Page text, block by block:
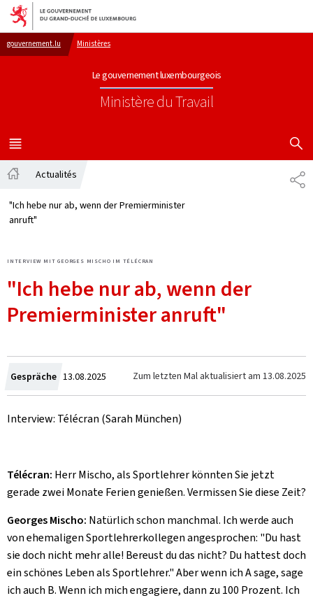
Aller au menu principal
Aller au contenu
gouvernement.lu Ministères
Le gouvernement luxembourgeois
Ministère du Travail
MENU
PRINCIPAL
Actualités
"Ich hebe nur ab, wenn der Premierminister
anruft"
"Ich hebe nur ab, wenn der
Premierminister anruft"
INTERVIEW MIT GEORGES MISCHO IM TÉLÉCRAN
Gespräche Crée
le
13.08.2025 Zum letzten Mal aktualisiert am 13.08.2025
Interview: Télécran (Sarah München)
Télécran: Herr Mischo, als Sportlehrer könnten Sie jetzt
gerade zwei Monate Ferien genießen. Vermissen Sie diese Zeit?
Georges Mischo: Natürlich schon manchmal. Ich werde auch
von ehemaligen Sportlehrerkollegen angesprochen: "Du hast
sie doch nicht mehr alle! Bereust du das nicht? Du hattest doch
ein schönes Leben als Sportlehrer." Aber wenn ich A sage, sage
ich auch B. Wenn ich mich engagiere, dann zu 100 Prozent. Ich